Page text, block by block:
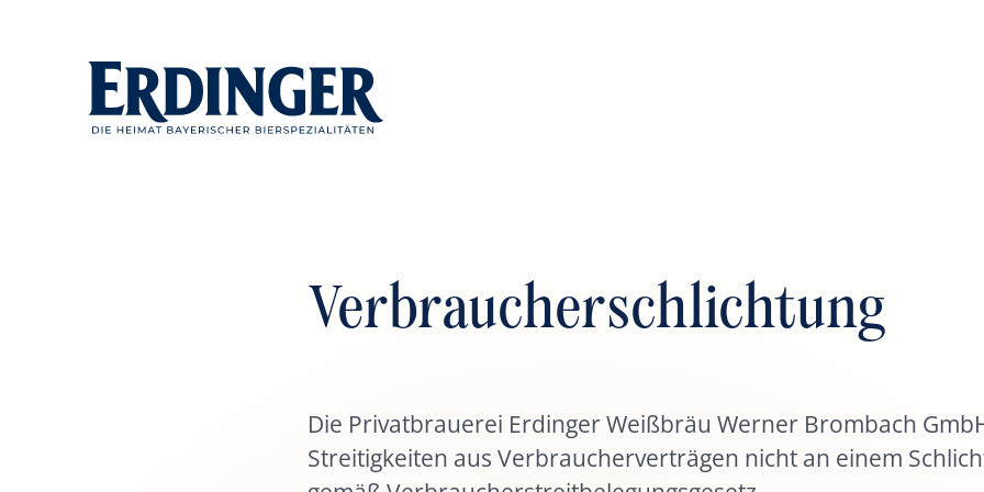
Die Heimat
bayerischer
Bierspezialitäten
in unserer
Unsere
InnovationHand in
Karriere
Verbraucherschlichtung
Die Privatbrauerei Erdinger Weißbräu Werner Brombach
Streitigkeiten aus Verbraucherverträgen nicht an einem